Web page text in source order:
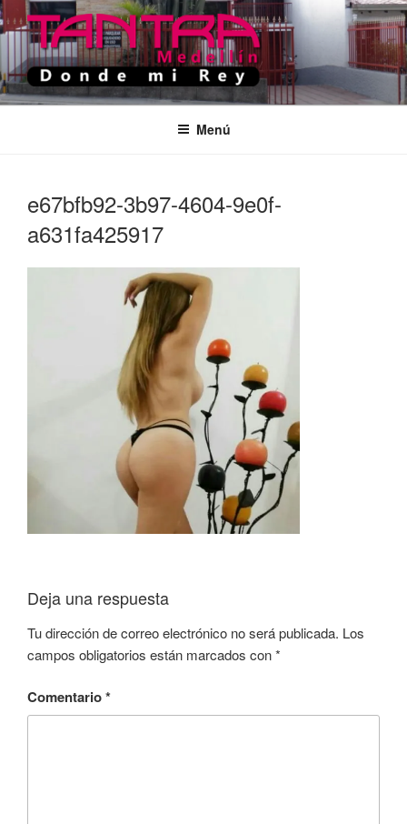
Saltar
al
contenido
TANTRA MEDELLIN
Donde Mi Rey
Menú
e67bfb92-3b97-4604-9e0f-
a631fa425917
Deja una respuesta
Tu dirección de correo electrónico no será publicada. Los
campos obligatorios están marcados con*
Comentario*